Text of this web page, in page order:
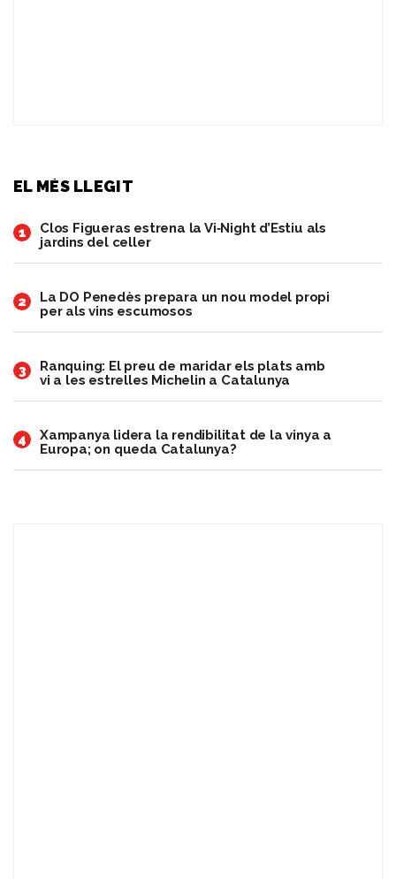
EL MÉS LLEGIT
1
Clos Figueras estrena la Vi‑Night d’Estiu als
jardins del celler
2
​La DO Penedès prepara un nou model propi
per als vins escumosos
3
Ranquing: El preu de maridar els plats amb
vi a les estrelles Michelin a Catalunya
4
Xampanya lidera la rendibilitat de la vinya a
Europa; on queda Catalunya?